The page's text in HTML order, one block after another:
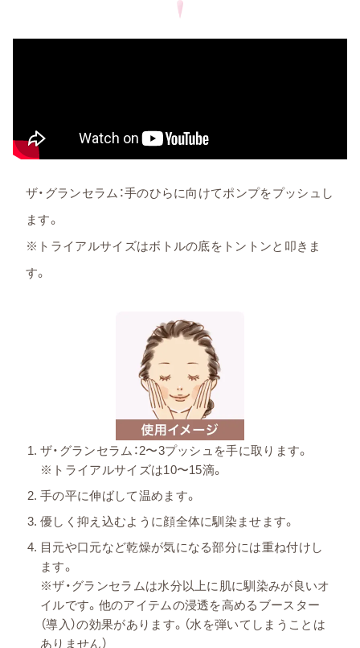
ザ・グランセラム：手のひらに向けてポンプをプッシュし
ます。
※トライアルサイズはボトルの底をトントンと叩きま
す。
ザ・グランセラム：2〜3プッシュを手に取ります。
※トライアルサイズは10〜15滴。
手の平に伸ばして温めます。
優しく抑え込むように顔全体に馴染ませます。
目元や口元など乾燥が気になる部分には重ね付けし
ます。
※ザ・グランセラムは水分以上に肌に馴染みが良いオ
イルです。他のアイテムの浸透を高めるブースター
（導入）の効果があります。（水を弾いてしまうことは
ありません）